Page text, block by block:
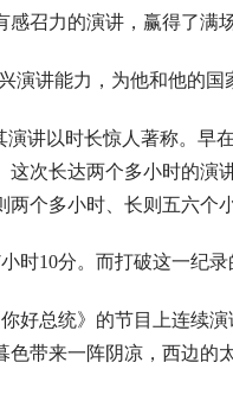
召力的演讲，赢得了满
演讲能力，为他和他的国
讲以时长惊人著称。早
这次长达两个多小时的
个多小时、长则五六个
时10分。而打破这一纪录
好总统》的节目上连续
带来一阵阴凉，西边的